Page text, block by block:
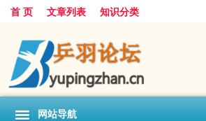
首 页 文章列表 知识分类
网站导航